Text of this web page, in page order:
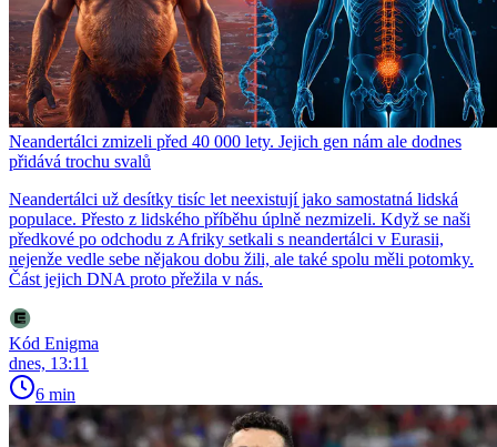
Neandertálci zmizeli před 40 000 lety. Jejich gen nám ale dodnes
přidává trochu svalů
Neandertálci už desítky tisíc let neexistují jako samostatná lidská
populace. Přesto z lidského příběhu úplně nezmizeli. Když se naši
předkové po odchodu z Afriky setkali s neandertálci v Eurasii,
nejenže vedle sebe nějakou dobu žili, ale také spolu měli potomky.
Část jejich DNA proto přežila v nás.
Kód Enigma
dnes, 13:11
6 min